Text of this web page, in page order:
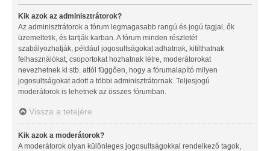
Kik azok az adminisztrátorok?
Az adminisztrátorok a fórum legmagasabb rangú és jogú tagjai, ők
üzemeltetik, és tartják karban. A fórum minden részletét
szabályozhatják, például jogosultságokat adhatnak, kitilthatnak
felhasználókat, csoportokat hozhatnak létre, moderátorokat
nevezhetnek ki stb. attól függően, hogy a fórumalapító milyen
jogosultságokat adott a többi adminisztrátornak. Teljesjogú
moderátorok is lehetnek az összes fórumban.
Vissza a tetejére
Kik azok a moderátorok?
A moderátorok olyan különleges jogosultságokkal rendelkező tagok,